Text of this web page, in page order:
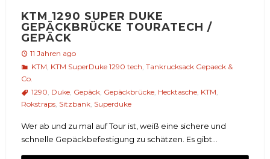
KTM 1290 SUPER DUKE
GEPÄCKBRÜCKE TOURATECH /
GEPÄCK
11 Jahren ago
KTM KTM SuperDuke 1290 tech Tankrucksack Gepaeck &
Co.
1290 Duke, Gepäck, Gepäckbrücke, Hecktasche, KTM
Rokstraps, Sitzbank, Superduke
Wer ab und zu mal auf Tour ist, weiß eine sichere und
schnelle Gepäckbefestigung zu schätzen. Es gibt...